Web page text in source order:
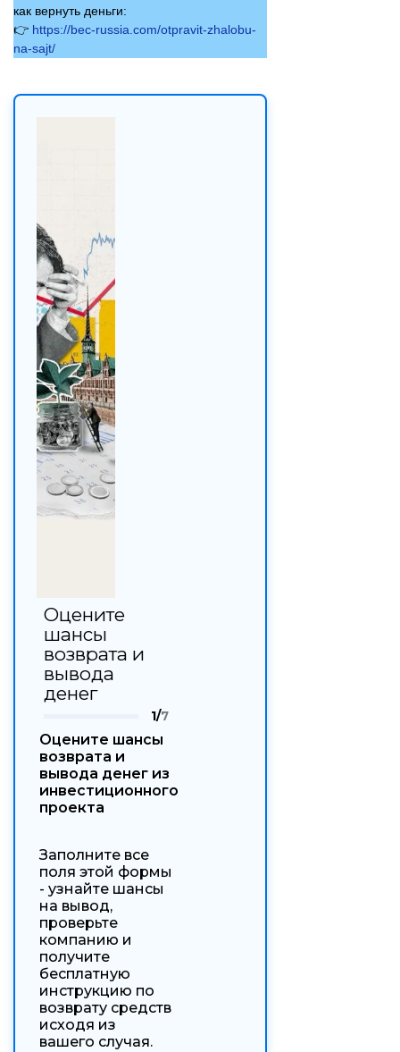
как вернуть деньги:
👉 https://bec-russia.com/otpravit-zhalobu-
na-sajt/
Оцените
шансы
возврата и
вывода
денег
1/7
Оцените шансы
возврата и
вывода денег из
инвестиционного
проекта
Заполните все
поля этой формы
- узнайте шансы
на вывод,
проверьте
компанию и
получите
бесплатную
инструкцию по
возврату средств
исходя из
вашего случая.